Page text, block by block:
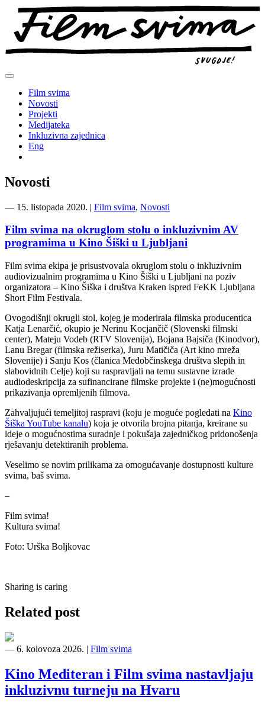
Preskoči
sadržaj
Film svima
Novosti
Projekti
Medijateka
Inkluzivna zajednica
Eng
Novosti
― 15. listopada 2020. | Film svima, Novosti
Film svima na okruglom stolu o inkluzivnim AV
programima u Kino Šiški u Ljubljani
Film svima ekipa je prisustvovala okruglom stolu o inkluzivnim
audiovizualnim programima u Kino Šiški u Ljubljani na poziv
organizatora – Kino Šiška i društva Kraken ispred FeKK Ljubljana
Short Film Festivala.
Ovogodišnji okrugli stol, kojeg je moderirala filmska producentica
Katja Lenarčić, okupio je Nerinu Kocjančič (Slovenski filmski
center), Mateju Vodeb (RTV Slovenija), Bojana Bajsiča (Kinodvor),
Lanu Bregar (filmska režiserka), Juru Matičiča (Art kino mreža
Slovenije) i Sanju Kos (članica Medobčinskega društva slepih in
slabovidnih Celje) koji su raspravljali na temu sustavne izrade
audiodeskripcija za sufinancirane filmske projekte i (ne)mogućnosti
prikazivanja opremljenih filmova.
Zahvaljujući temeljitoj raspravi (koju je moguće pogledati na Kino
Šiška YouTube kanalu) koja je otvorila brojna pitanja, kreirane su
ideje o mogućnostima suradnje i pokušaja zajedničkog pridonošenja
rješavanju detektiranih problema.
Veselimo se novim prilikama za omogućavanje dostupnosti kulture
svima, baš svima.
–
Film svima!
Kultura svima!
Foto: Urška Boljkovac
Sharing is caring
Related post
― 6. kolovoza 2026. | Film svima
Kino Mediteran i Film svima nastavljaju
inkluzivnu turneju na Hvaru